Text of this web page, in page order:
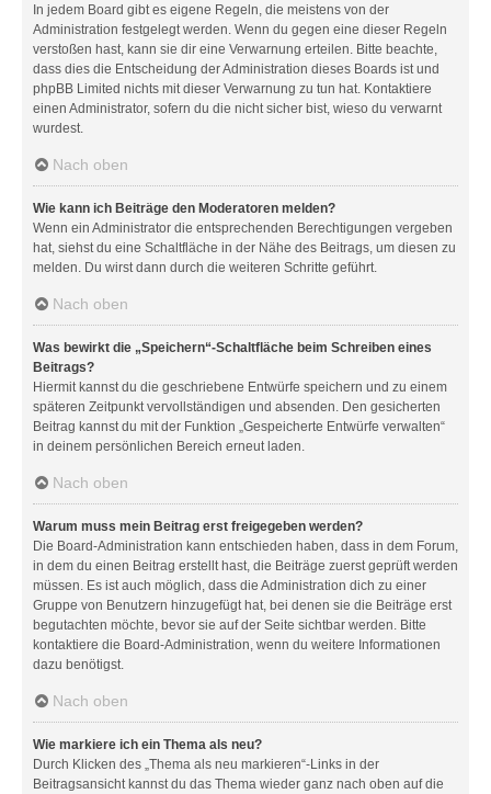
In jedem Board gibt es eigene Regeln, die meistens von der
Administration festgelegt werden. Wenn du gegen eine dieser Regeln
verstoßen hast, kann sie dir eine Verwarnung erteilen. Bitte beachte,
dass dies die Entscheidung der Administration dieses Boards ist und
phpBB Limited nichts mit dieser Verwarnung zu tun hat. Kontaktiere
einen Administrator, sofern du die nicht sicher bist, wieso du verwarnt
wurdest.
Nach oben
Wie kann ich Beiträge den Moderatoren melden?
Wenn ein Administrator die entsprechenden Berechtigungen vergeben
hat, siehst du eine Schaltfläche in der Nähe des Beitrags, um diesen zu
melden. Du wirst dann durch die weiteren Schritte geführt.
Nach oben
Was bewirkt die „Speichern“-Schaltfläche beim Schreiben eines
Beitrags?
Hiermit kannst du die geschriebene Entwürfe speichern und zu einem
späteren Zeitpunkt vervollständigen und absenden. Den gesicherten
Beitrag kannst du mit der Funktion „Gespeicherte Entwürfe verwalten“
in deinem persönlichen Bereich erneut laden.
Nach oben
Warum muss mein Beitrag erst freigegeben werden?
Die Board-Administration kann entschieden haben, dass in dem Forum,
in dem du einen Beitrag erstellt hast, die Beiträge zuerst geprüft werden
müssen. Es ist auch möglich, dass die Administration dich zu einer
Gruppe von Benutzern hinzugefügt hat, bei denen sie die Beiträge erst
begutachten möchte, bevor sie auf der Seite sichtbar werden. Bitte
kontaktiere die Board-Administration, wenn du weitere Informationen
dazu benötigst.
Nach oben
Wie markiere ich ein Thema als neu?
Durch Klicken des „Thema als neu markieren“-Links in der
Beitragsansicht kannst du das Thema wieder ganz nach oben auf die